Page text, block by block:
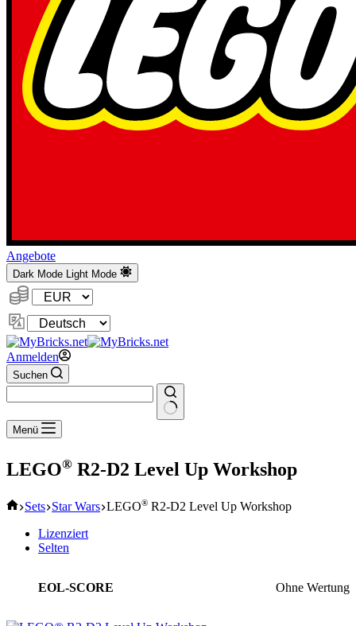
Angebote
Dark Mode Light Mode
Währung:
Sprache
ändern
Anmelden
Suchen
Keine
Ergebnisse
Menü
LEGO® R2-D2 Level Up Workshop
Start
Sets Star Wars LEGO® R2-D2 Level Up Workshop
Lizenziert
Selten
EOL-SCORE Ohne Wertung